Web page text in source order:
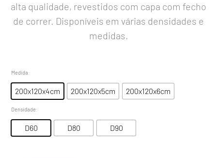
alta qualidade, revestidos com capa com fecho
de correr. Disponíveis em várias densidades e
medidas.
Medida:
200x120x4cm 200x120x5cm 200x120x6cm
Densidade:
D60 D80 D90